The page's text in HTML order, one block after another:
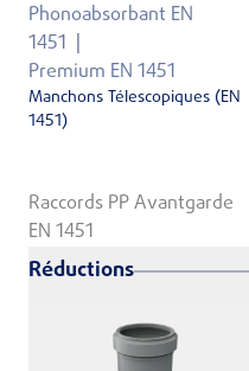
Phonoabsorbant EN
1451
Premium EN 1451
Manchons Télescopiques (EN
1451)
Raccords PP Avantgarde
EN 1451
Réductions